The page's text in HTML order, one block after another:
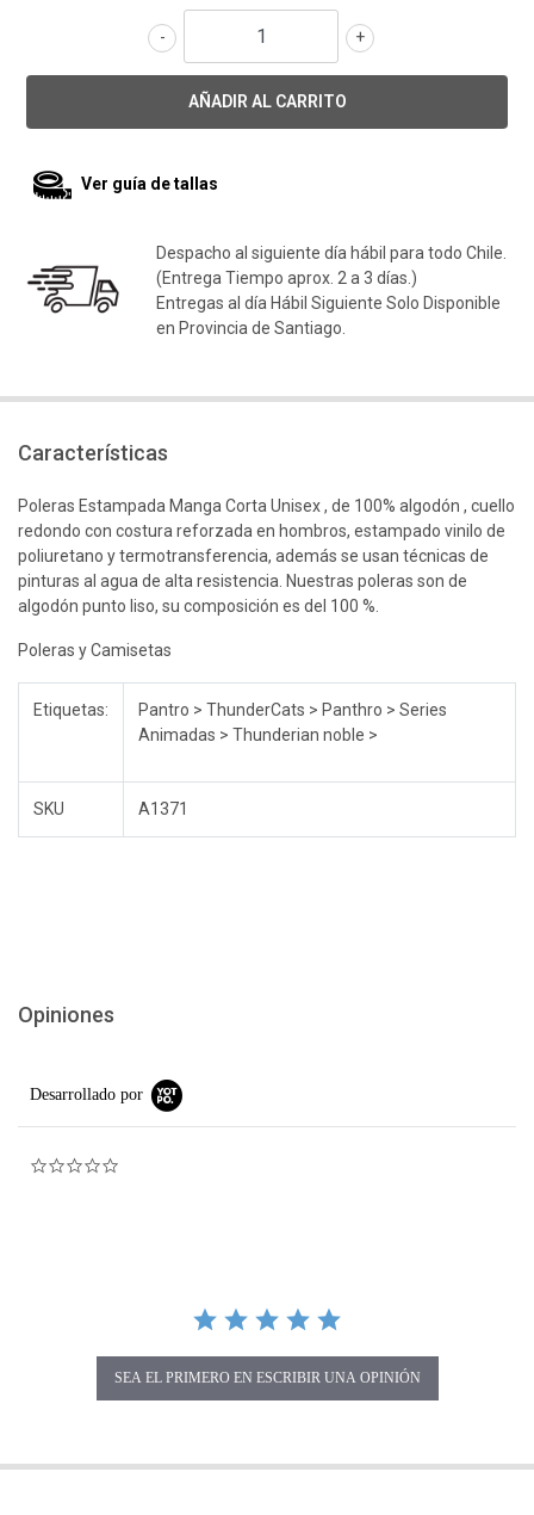
+
-
Ver guía de tallas
Despacho al siguiente día hábil para todo Chile.
(Entrega Tiempo aprox. 2 a 3 días.)
Entregas al día Hábil Siguiente Solo Disponible
en Provincia de Santiago.
Características
Poleras Estampada Manga Corta Unisex , de 100% algodón , cuello
redondo con costura reforzada en hombros, estampado vinilo de
poliuretano y termotransferencia, además se usan técnicas de
pinturas al agua de alta resistencia. Nuestras poleras son de
algodón punto liso, su composición es del 100 %.
Poleras y Camisetas
Etiquetas:
Pantro > ThunderCats > Panthro > Series
Animadas > Thunderian noble >
SKU A1371
Opiniones
Desarrollado por
SEA EL PRIMERO EN ESCRIBIR UNA OPINIÓN